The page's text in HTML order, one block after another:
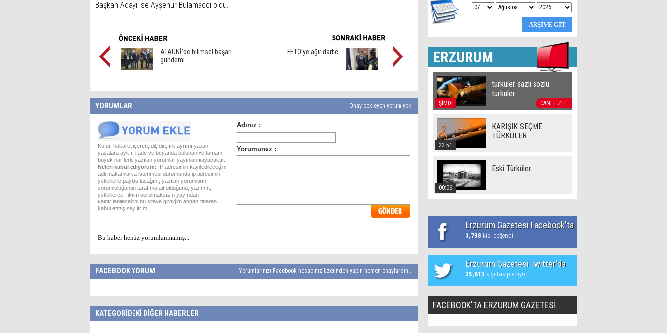
Başkan Adayı ise Ayşenur Bulamaççı oldu.
ATAUNİ’de bilimsel başarı
gündemi
FETÖ’ye ağır darbe
YORUMLAR Onay bekleyen yorum yok.
Küfür, hakaret içeren; dil, din, ırk ayrımı yapan;
yasalara aykırı ifade ve beyanda bulunan ve tamamı
büyük harflerle yazılan yorumlar yayınlanmayacaktır.
Neleri kabul ediyorum: IP adresimin kaydedileceğini,
adli makamlarca istenmesi durumunda ip adresimin
yetkililerle paylaşılacağını, yazılan yorumların
sorumluluğunun tarafıma ait olduğunu, yazımın,
yetkililerce, fikrim sorulmaksızın yayından
kaldırılabileceğini bu siteye girdiğim andan itibaren
kabul etmiş sayılırım.
Bu haber henüz yorumlanmamış...
FACEBOOK YORUM Yorumlarınızı Facebook hesabınız üzerinden yapın hemen onaylansın...
KATEGORİDEKİ DİĞER HABERLER
ERZURUM
ŞİMDİ CANLI İZLE
turkuler sazli sozlu
turkuler
22:51
KARIŞIK SEÇME
TÜRKÜLER
00:06
Eski Türküler
Erzurum Gazetesi Facebook'ta
3,738 kişi beğendi
Erzurum Gazetesi Twitter'da
35,613 kişi takip ediyor
FACEBOOK'TA ERZURUM GAZETESİ